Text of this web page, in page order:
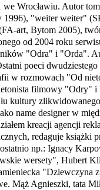
we Wrocławiu. Autor
1996), "weiter weiter"
art, Bytom 2005),
od 2004 roku
"Odra" i "Orda".
poeci
w rozmowach "Od
filmowy "Odry" i
kultury
name designer w
kreacji agencji
redaguje książki
np.: Ignacy
wersety", Hubert
"Dziewczyna
Mąż Agnieszki, tata